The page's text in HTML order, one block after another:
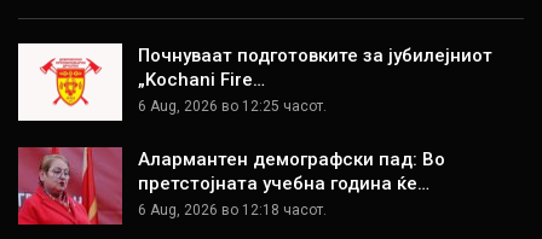
Почнуваат подготовките за јубилејниот
„Kochani Fire…
6 Aug, 2026 во 12:25 часот.
Алармантен демографски пад: Во
претстојната учебна година ќе…
6 Aug, 2026 во 12:18 часот.